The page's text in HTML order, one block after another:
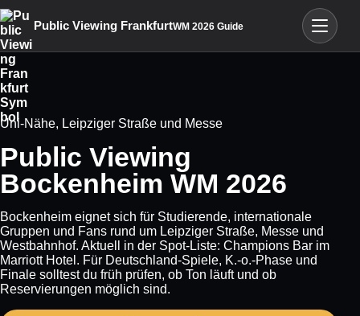
Public Viewing FrankfurtWM 2026 Guide
Menü
Uni-Nähe, Leipziger Straße und Messe
Public Viewing
Bockenheim WM 2026
Bockenheim eignet sich für Studierende, internationale
Gruppen und Fans rund um Leipziger Straße, Messe und
Westbahnhof. Aktuell in der Spot-Liste: Champions Bar im
Marriott Hotel. Für Deutschland-Spiele, K.-o.-Phase und
Finale solltest du früh prüfen, ob Ton läuft und ob
Reservierungen möglich sind.